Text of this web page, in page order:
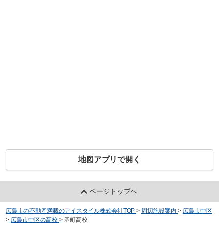
地図アプリで開く
ページトップへ
広島市の不動産満載のアイスタイル株式会社TOP > 周辺施設案内 > 広島市中区
> 広島市中区の高校 > 基町高校